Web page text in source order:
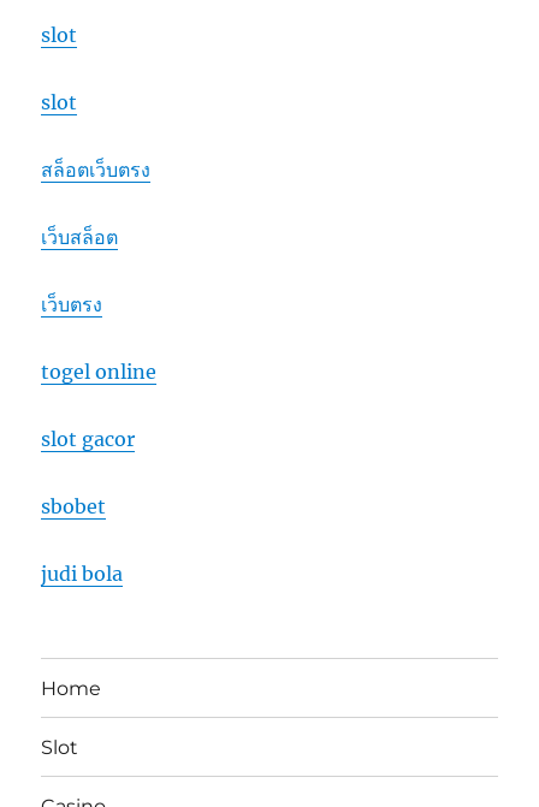
slot
slot
สล็อตเว็บตรง
เว็บสล็อต
เว็บตรง
togel online
slot gacor
sbobet
judi bola
Home
Slot